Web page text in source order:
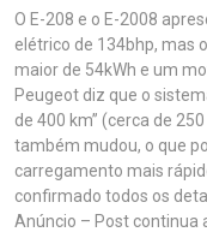
O E-208 e o E-2008
elétrico de 134bhp, mas
maior de 54kWh e um
Peugeot diz que o
de 400 km” (cerca de
também mudou, o que
carregamento mais
confirmado todos os
Anúncio – Post continua